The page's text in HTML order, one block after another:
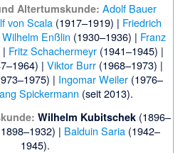
Altertumskunde: Adolf Bauer
von Scala (1917–1919) | Friedrich
Wilhelm Enßlin (1930–1936) | Franz
| Fritz Schachermeyr(1941–1945) |
| Viktor Burr(1968–1973) |
| Ingomar Weiler(1976–
Spickermann (seit 2013).
Wilhelm Kubitschek(1896–
| Balduin Saria(1942–
1945).